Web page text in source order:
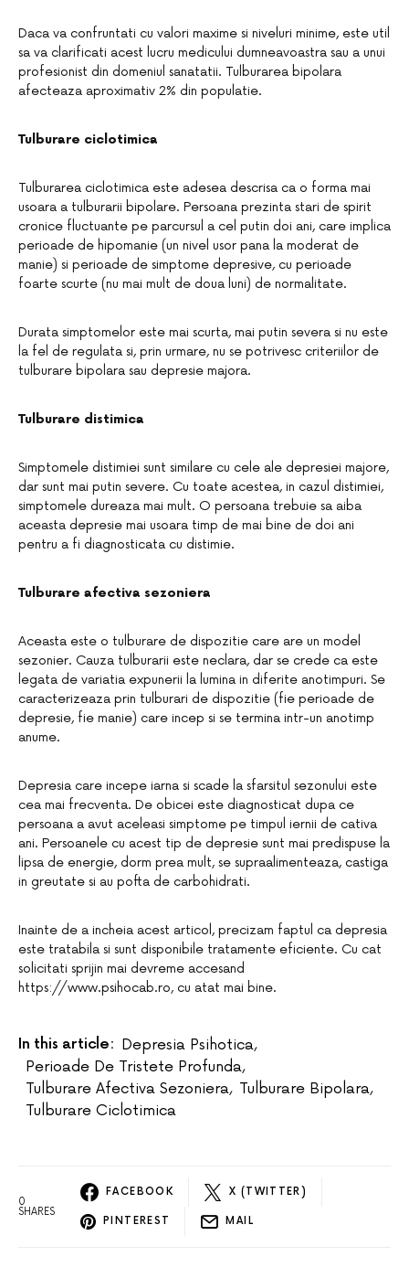
Daca va confruntati cu valori maxime si niveluri minime, este util
sa va clarificati acest lucru medicului dumneavoastra sau a unui
profesionist din domeniul sanatatii. Tulburarea bipolara
afecteaza aproximativ 2% din populatie.
Tulburare ciclotimica
Tulburarea ciclotimica este adesea descrisa ca o forma mai
usoara a tulburarii bipolare. Persoana prezinta stari de spirit
cronice fluctuante pe parcursul a cel putin doi ani, care implica
perioade de hipomanie (un nivel usor pana la moderat de
manie) si perioade de simptome depresive, cu perioade
foarte scurte (nu mai mult de doua luni) de normalitate.
Durata simptomelor este mai scurta, mai putin severa si nu este
la fel de regulata si, prin urmare, nu se potrivesc criteriilor de
tulburare bipolara sau depresie majora.
Tulburare distimica
Simptomele distimiei sunt similare cu cele ale depresiei majore,
dar sunt mai putin severe. Cu toate acestea, in cazul distimiei,
simptomele dureaza mai mult. O persoana trebuie sa aiba
aceasta depresie mai usoara timp de mai bine de doi ani
pentru a fi diagnosticata cu distimie.
Tulburare afectiva sezoniera
Aceasta este o tulburare de dispozitie care are un model
sezonier. Cauza tulburarii este neclara, dar se crede ca este
legata de variatia expunerii la lumina in diferite anotimpuri. Se
caracterizeaza prin tulburari de dispozitie (fie perioade de
depresie, fie manie) care incep si se termina intr-un anotimp
anume.
Depresia care incepe iarna si scade la sfarsitul sezonului este
cea mai frecventa. De obicei este diagnosticat dupa ce
persoana a avut aceleasi simptome pe timpul iernii de cativa
ani. Persoanele cu acest tip de depresie sunt mai predispuse la
lipsa de energie, dorm prea mult, se supraalimenteaza, castiga
in greutate si au pofta de carbohidrati.
Inainte de a incheia acest articol, precizam faptul ca depresia
este tratabila si sunt disponibile tratamente eficiente. Cu cat
solicitati sprijin mai devreme accesand
https://www.psihocab.ro, cu atat mai bine.
In this article: Depresia Psihotica,
Perioade De Tristete Profunda,
Tulburare Afectiva Sezoniera, Tulburare Bipolara,
Tulburare Ciclotimica
0
SHARES
FACEBOOK X (TWITTER)
PINTEREST MAIL